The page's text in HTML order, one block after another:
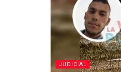
JUDICIAL